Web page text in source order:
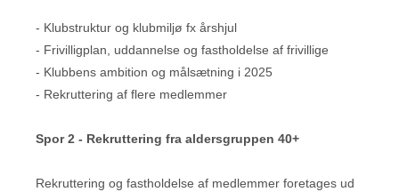
- Klubstruktur og klubmiljø fx årshjul
- Frivilligplan, uddannelse og fastholdelse af frivillige
- Klubbens ambition og målsætning i 2025
- Rekruttering af flere medlemmer
Spor 2 - Rekruttering fra aldersgruppen 40+
Rekruttering og fastholdelse af medlemmer foretages ud